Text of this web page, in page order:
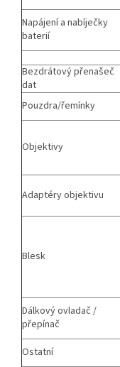
Napájení a nabíječky
baterií
Bezdrátový přenašeč
dat
Pouzdra/řemínky
Objektivy
Adaptéry objektivu
Blesk
Dálkový ovladač /
přepínač
Ostatní